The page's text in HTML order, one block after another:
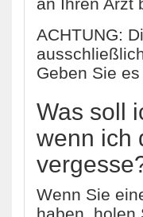
ACHTUNG:
Geben Sie
Was soll
wenn ich
Wenn Sie